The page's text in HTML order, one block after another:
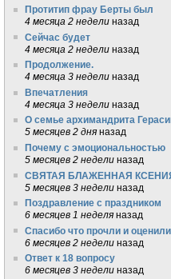
Протитип фрау Берты был
4 месяца 2 недели назад
Сейчас будет
4 месяца 2 недели назад
Продолжение.
4 месяца 3 недели назад
Впечатления
4 месяца 3 недели назад
О семье архимандрита
5 месяцев 2 дня назад
Почему с эмоциональностью
5 месяцев 2 недели назад
СВЯТАЯ БЛАЖЕННАЯ
5 месяцев 3 недели назад
Поздравление с праздником
6 месяцев 1 неделя назад
Спасибо что прочли и
6 месяцев 2 недели назад
Ответ к 18 вопросу
6 месяцев 3 недели назад